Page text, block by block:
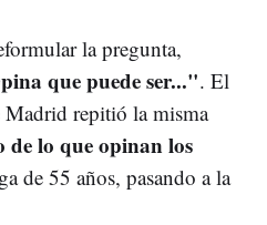
la pregunta,
que puede ser...". El
repitió la misma
lo que opinan los
de 55 años, pasando a la